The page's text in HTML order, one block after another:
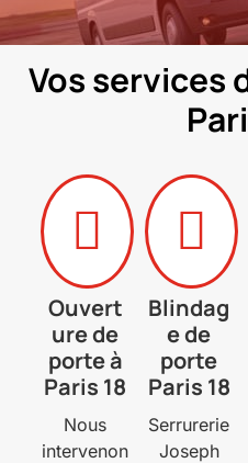
Vos services

Ouvert
ure de
porte à
Paris 18
Nous
intervenon

Blindag
e de
porte
Paris 18
Serrurerie
Joseph